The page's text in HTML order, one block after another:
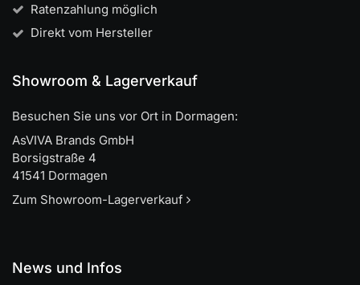
Ratenzahlung möglich
Direkt vom Hersteller
Showroom & Lagerverkauf
Besuchen Sie uns vor Ort in Dormagen:
AsVIVA Brands GmbH
Borsigstraße 4
41541 Dormagen
Zum Showroom-Lagerverkauf
News und Infos